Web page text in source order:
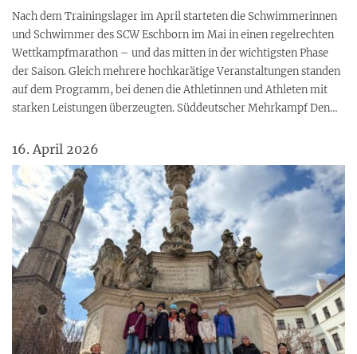
Nach dem Trainingslager im April starteten die Schwimmerinnen
und Schwimmer des SCW Eschborn im Mai in einen regelrechten
Wettkampfmarathon – und das mitten in der wichtigsten Phase
der Saison. Gleich mehrere hochkarätige Veranstaltungen standen
auf dem Programm, bei denen die Athletinnen und Athleten mit
starken Leistungen überzeugten. Süddeutscher Mehrkampf Den…
16. April 2026